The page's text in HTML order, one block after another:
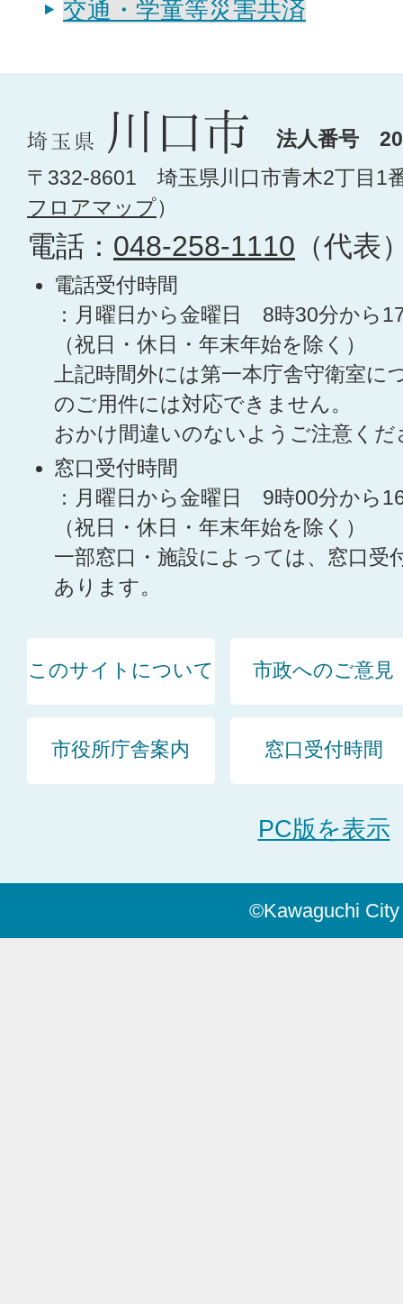
交通・学童等災害共済
法人番号
〒332-8601 埼玉県川口市青木2丁目1
フロアマップ）
電話： 048-258-1110 （代表
電話受付時間
：月曜日から金曜日 8時30分から
（祝日・休日・年末年始を除く）
上記時間外には第一本庁舎守衛室に
のご用件には対応できません。
おかけ間違いのないようご注意くだ
窓口受付時間
：月曜日から金曜日 9時00分から
（祝日・休日・年末年始を除く）
一部窓口・施設によっては、窓口受
あります。
このサイトについて 市政へのご意見
市役所庁舎案内 窓口受付時間
PC版を表示
©Kawaguchi City